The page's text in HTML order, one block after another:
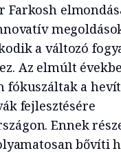
Farkosh
a változó
Az elmúlt
fókuszáltak a
fejlesztésére
Ennek
bővíti